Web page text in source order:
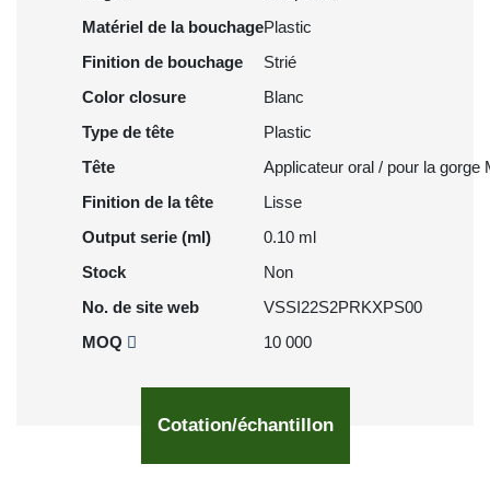
Matériel de la bouchagePlastic
Finition de bouchage
Strié
Color closure
Blanc
Type de tête
Plastic
Tête
Applicateur oral / pour la gorge
Finition de la tête
Lisse
Output serie (ml)
0.10 ml
Stock
Non
No. de site web
VSSI22S2PRKXPS00
MOQ
10 000
Cotation/échantillon